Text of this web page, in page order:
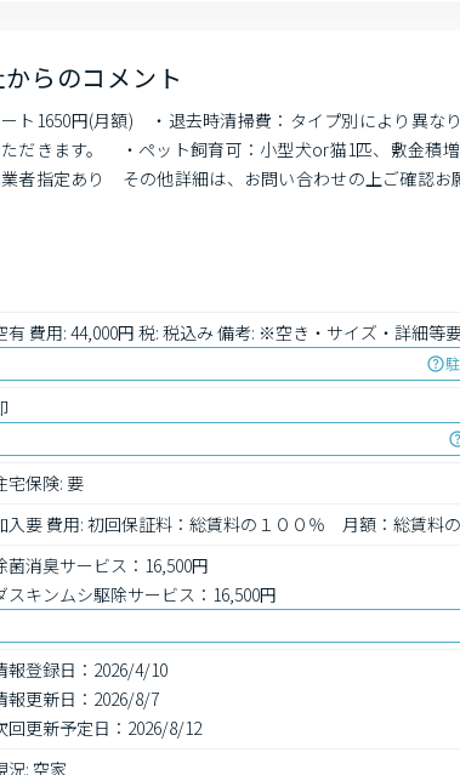
らのコメント
ト1650円(月額)　・退去時清掃費：タイプ別により異
だきます。　・ペット飼育可：小型犬or猫1匹、敷金積
者指定あり　その他詳細は、お問い合わせの上ご確認お
有 費用: 44,000円 税: 税込み 備考: ※空き・サイズ・詳細等
宅保険: 要
入要 費用: 初回保証料：総賃料の１００％　月額：総賃料
菌消臭サービス：16,500円
スキンムシ駆除サービス：16,500円
報登録日：2026/4/10
報更新日：2026/8/7
回更新予定日：2026/8/12
況: 空家